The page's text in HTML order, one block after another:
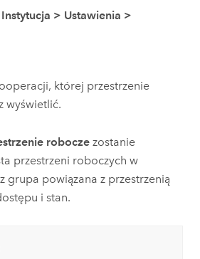
Instytucja > Ustawienia >
której przestrzenie
wyświetlić.
roboczezostanie
przestrzeni roboczych w
grupa powiązana z przestrzenią
i stan.